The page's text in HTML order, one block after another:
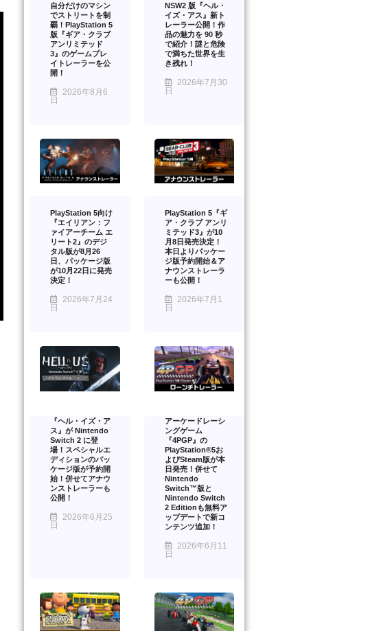
自分だけのマシン
でストリートを制
覇！PlayStation 5
版『ギア・クラブ
アンリミテッド
3』のゲームプレ
イトレーラーを公
開！
2026年8月6
日
NSW2 版『ヘル・
イズ・アス』新ト
レーラー公開！作
品の魅力を 90 秒
で紹介！謎と危険
で満ちた世界を生
き残れ！
2026年7月30
日
PlayStation 5向け
『エイリアン：フ
ァイアーチーム エ
リート2』のデジ
タル版が8月26
日、パッケージ版
が10月22日に発売
決定！
2026年7月24
日
PlayStation 5『ギ
ア・クラブ アンリ
ミテッド3』が10
月8日発売決定！
本日よりパッケー
ジ版予約開始＆ア
ナウンストレーラ
ーも公開！
2026年7月1
日
『ヘル・イズ・ア
ス』が Nintendo
Switch 2 に登
場！スペシャルエ
ディションのパッ
ケージ版が予約開
始！併せてアナウ
ンストレーラーも
公開！
2026年6月25
日
アーケードレーシ
ングゲーム
『4PGP』の
PlayStation®5お
よびSteam版が本
日発売！併せて
Nintendo
Switch™版と
Nintendo Switch
2 Editionも無料ア
ップデートで新コ
ンテンツ追加！
2026年6月11
日